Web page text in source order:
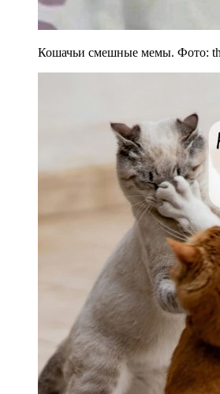
Кошачьи смешные мемы. Фото: